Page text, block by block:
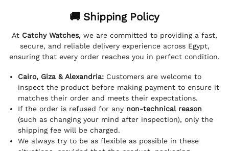
🚚 Shipping Policy
At Catchy Watches, we are committed to providing a fast,
secure, and reliable delivery experience across Egypt,
ensuring that every order reaches you in perfect condition.
Cairo, Giza & Alexandria: Customers are welcome to
inspect the product before making payment to ensure it
matches their order and meets their expectations.
If the order is refused for any non-technical reason
(such as changing your mind after inspection), only the
shipping fee will be charged.
We always try to be as flexible as possible in these